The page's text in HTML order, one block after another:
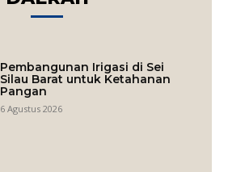
Pembangunan Irigasi di Sei
Silau Barat untuk Ketahanan
Pangan
6 Agustus 2026